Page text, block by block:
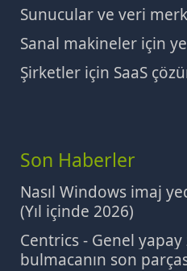
Sunucular ve veri
Sanal makineler için
Şirketler için SaaS
Son Haberler
Nasıl Windows imaj
(Yıl içinde 2026)
Centrics - Genel yapay
bulmacanın son